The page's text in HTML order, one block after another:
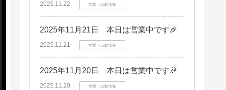
2025.11.22 営業・出勤情報
2025年11月21日 本日は営業中です🎉
2025.11.21 営業・出勤情報
2025年11月20日 本日は営業中です🎉
2025.11.20 営業・出勤情報